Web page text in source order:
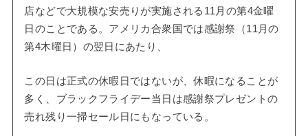
店などで大規模な安売りが実施される11月の第4金曜
日のことである。アメリカ合衆国では感謝祭（11月の
第4木曜日）の翌日にあたり、
この日は正式の休暇日ではないが、休暇になることが
多く、ブラックフライデー当日は感謝祭プレゼントの
売れ残り一掃セール日にもなっている。